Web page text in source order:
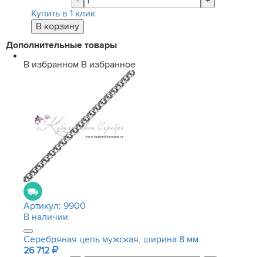
Купить в 1 клик
Дополнительные товары
В избранном В избранное
Артикул: 9900
В наличии
Серебряная цепь мужская, ширина 8 мм
26 712